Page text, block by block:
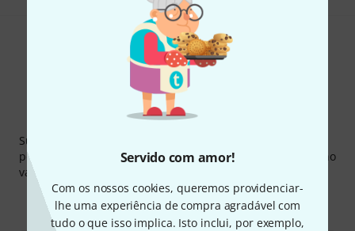
Servido com amor!
Com os nossos cookies, queremos providenciar-
lhe uma experiência de compra agradável com
tudo o que isso implica. Isto inclui, por exemplo,
Newsletter Thomann
Subscreva a Newsletter da Thomann em inglês e com um
pouco de sorte você poderá ganhar um dos
no
valor de
Contribuições inspiradoras
Ofertas
Insights da Thomann